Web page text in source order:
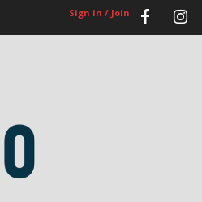
Sign in / Join